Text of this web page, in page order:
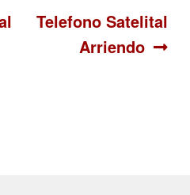
Siguiente:
Telefono Satelital
Arriendo